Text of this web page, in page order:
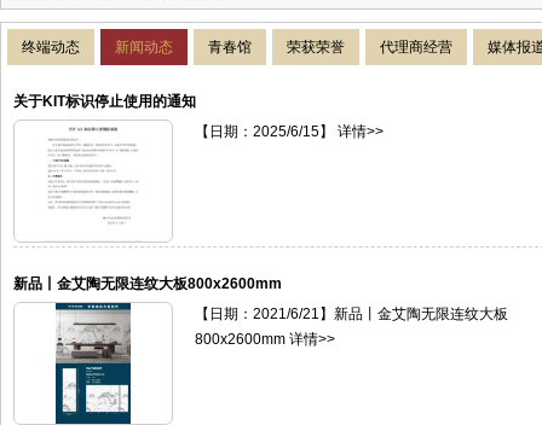
终端动态 新闻动态 青春馆 荣获荣誉 代理商经营 媒体报
关于KIT标识停止使用的通知
【日期：2025/6/15】 详情>>
新品丨金艾陶无限连纹大板800x2600mm
【日期：2021/6/21】新品丨金艾陶无限连纹大板
800x2600mm 详情>>